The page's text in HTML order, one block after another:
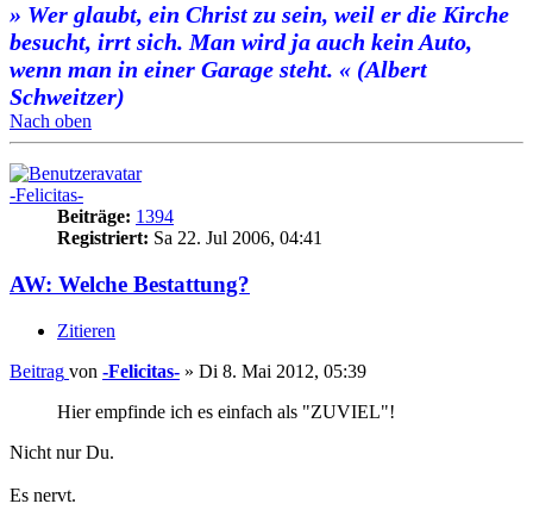
» Wer glaubt, ein Christ zu sein, weil er die Kirche
besucht, irrt sich. Man wird ja auch kein Auto,
wenn man in einer Garage steht. « (Albert
Schweitzer)
Nach oben
-Felicitas-
Beiträge: 1394
Registriert: Sa 22. Jul 2006, 04:41
AW: Welche Bestattung?
Zitieren
Beitrag von -Felicitas- » Di 8. Mai 2012, 05:39
Hier empfinde ich es einfach als "ZUVIEL"!
Nicht nur Du.
Es nervt.